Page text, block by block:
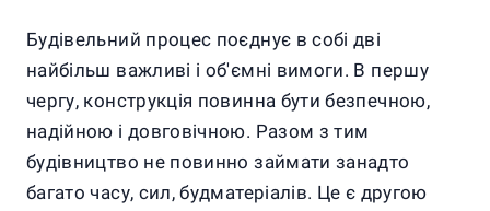
Будівельний процес поєднує в собі дві
найбільш важливі і об'ємні вимоги. В першу
чергу, конструкція повинна бути безпечною,
надійною і довговічною. Разом з тим
будівництво не повинно займати занадто
багато часу, сил, будматеріалів. Це є другою